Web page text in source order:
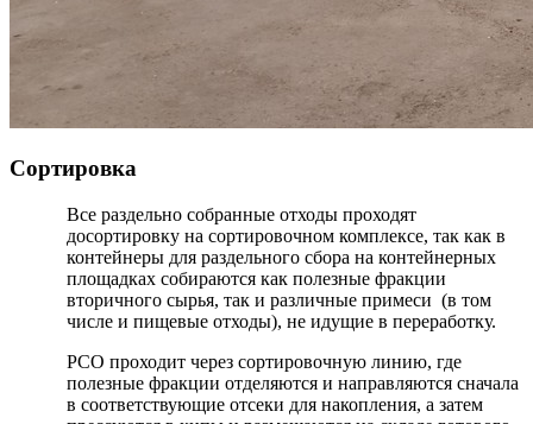
Сортировка
Все раздельно собранные отходы проходят
досортировку на сортировочном комплексе, так как в
контейнеры для раздельного сбора на контейнерных
площадках собираются как полезные фракции
вторичного сырья, так и различные примеси (в том
числе и пищевые отходы), не идущие в переработку.
РСО проходит через сортировочную линию, где
полезные фракции отделяются и направляются сначала
в соответствующие отсеки для накопления, а затем